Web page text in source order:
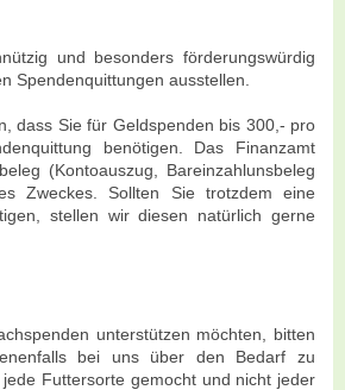
und besonders förderungswürdig
Spendenquittungen ausstellen.
dass Sie für Geldspenden bis 300,- pro
benötigen. Das Finanzamt
(Kontoauszug, Bareinzahlunsbeleg
Zweckes. Sollten Sie trotzdem eine
stellen wir diesen natürlich gerne
unterstützen möchten, bitten
bei uns über den Bedarf zu
Futtersorte gemocht und nicht jeder